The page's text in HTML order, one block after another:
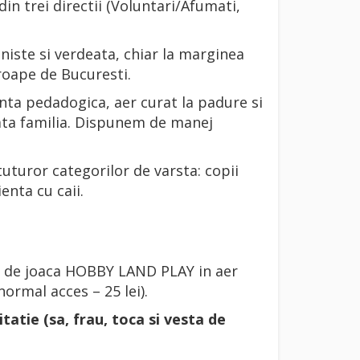
trei directii (Voluntari/Afumati,
si verdeata, chiar la marginea
de Bucuresti.
pedadogica, aer curat la padure si
familia. Dispunem de manej
categorilor de varsta: copii
cu caii.
joaca HOBBY LAND PLAY in aer
acces – 25 lei).
(sa, frau, toca si vesta de